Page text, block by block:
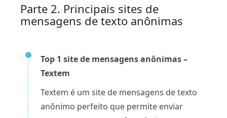
Parte 2. Principais sites de
mensagens de texto anônimas
Top 1 site de mensagens anônimas –
Textem
Textem é um site de mensagens de texto
anônimo perfeito que permite enviar